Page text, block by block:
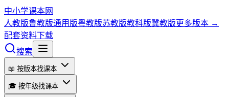
中小学课本网
人教版鲁教版通用版粤教版苏教版教科版冀教版更多版本 →
配套资料下载
搜索
📖 按版本找课本
🎓 按年级找课本